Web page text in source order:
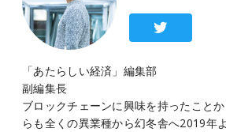
「あたらしい経済」編集部
副編集長
ブロックチェーンに興味を持ったこと
らも全くの異業種から幻冬舎へ2019年